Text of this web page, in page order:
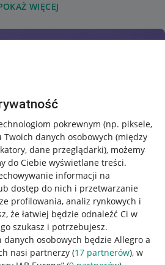
pokrewnym (np. piksele,
danych osobowych (między
dane przeglądarki), możemy
do Ciebie wyświetlane treści.
informacji na
dostęp do nich i przetwarzanie
profilowania, analiz rynkowych i
że łatwiej będzie odnaleźć Ci w
szukasz i potrzebujesz.
osobowych będzie Allegro a
nasi partnerzy (17 partnerów), w
WIĘCEJ